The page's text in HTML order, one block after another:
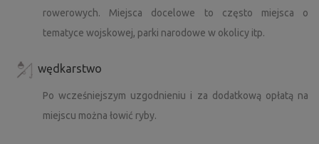
rowerowych. Miejsca docelowe to często miejsca o
tematyce wojskowej, parki narodowe w okolicy itp.
wędkarstwo
Po wcześniejszym uzgodnieniu i za dodatkową opłatą na
miejscu można łowić ryby.